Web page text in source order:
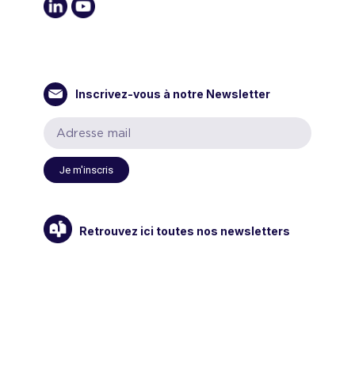
Inscrivez-vous à notre Newsletter
Je m'inscris
Retrouvez ici toutes nos newsletters